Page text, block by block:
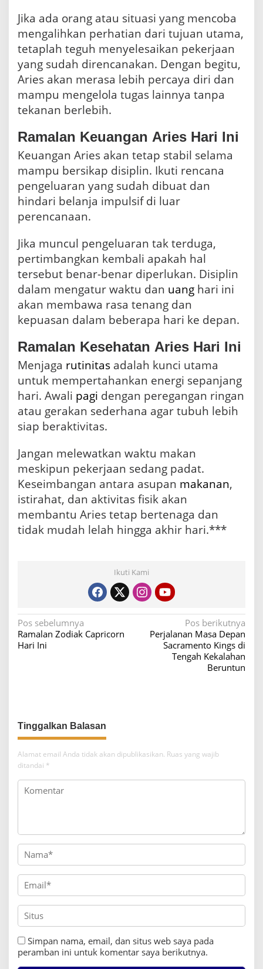
Jika ada orang atau situasi yang mencoba
mengalihkan perhatian dari tujuan utama,
tetaplah teguh menyelesaikan pekerjaan
yang sudah direncanakan. Dengan begitu,
Aries akan merasa lebih percaya diri dan
mampu mengelola tugas lainnya tanpa
tekanan berlebih.
Ramalan Keuangan Aries Hari Ini
Keuangan Aries akan tetap stabil selama
mampu bersikap disiplin. Ikuti rencana
pengeluaran yang sudah dibuat dan
hindari belanja impulsif di luar
perencanaan.
Jika muncul pengeluaran tak terduga,
pertimbangkan kembali apakah hal
tersebut benar-benar diperlukan. Disiplin
dalam mengatur waktu dan uang hari ini
akan membawa rasa tenang dan
kepuasan dalam beberapa hari ke depan.
Ramalan Kesehatan Aries Hari Ini
Menjaga rutinitas adalah kunci utama
untuk mempertahankan energi sepanjang
hari. Awali pagi dengan peregangan ringan
atau gerakan sederhana agar tubuh lebih
siap beraktivitas.
Jangan melewatkan waktu makan
meskipun pekerjaan sedang padat.
Keseimbangan antara asupan makanan,
istirahat, dan aktivitas fisik akan
membantu Aries tetap bertenaga dan
tidak mudah lelah hingga akhir hari.***
Ikuti Kami
N
a
s
i
p
o
s
Pos sebelumnya
Ramalan Zodiak Capricorn
Hari Ini
Pos berikutnya
Perjalanan Masa Depan
Sacramento Kings di
Tengah Kekalahan
Beruntun
Alamat email Anda tidak akan dipublikasikan. Ruas yang wajib
ditandai *
Simpan nama, email, dan situs web saya pada
peramban ini untuk komentar saya berikutnya.